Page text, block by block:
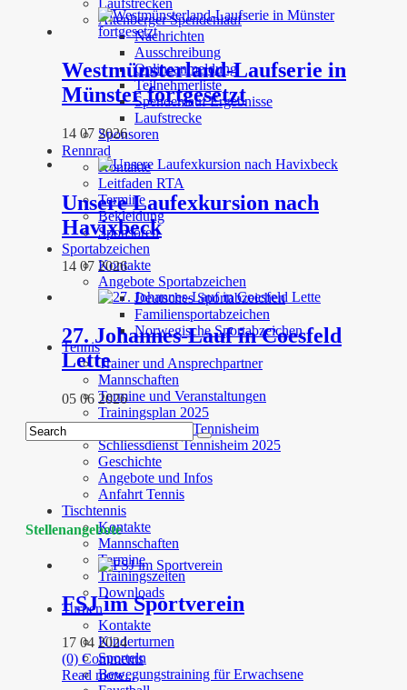
Laufstrecken
Altenberger Spendenlauf
Nachrichten
Ausschreibung
Onlineanmeldung
Teilnehmerliste
Spendenlauf Ergebnisse
Laufstrecke
Sponsoren
Rennrad
Kontakte
Leitfaden RTA
Termine
Bekleidung
Sponsoren
Sportabzeichen
Kontakte
Angebote Sportabzeichen
Deutsches Sportabzeichen
Familiensportabzeichen
Norwegische Sportabzeichen
Tennis
Trainer und Ansprechpartner
Mannschaften
Termine und Veranstaltungen
Trainingsplan 2025
Bewirtungsplan Tennisheim
Schliessdienst Tennisheim 2025
Geschichte
Angebote und Infos
Anfahrt Tennis
Tischtennis
Kontakte
Mannschaften
Termine
Trainingszeiten
Downloads
Turnen
Kontakte
Kinderturnen
Sporteln
Bewegungstraining für Erwachsene
Westmünsterland-Laufserie in
Münster fortgesetzt
14 07 2026
Unsere Laufexkursion nach
Havixbeck
14 07 2026
27. Johannes-Lauf in Coesfeld
Lette
05 06 2026
Stellenangebote
FSJ im Sportverein
17 04 2024
(0) Comments
Read more...